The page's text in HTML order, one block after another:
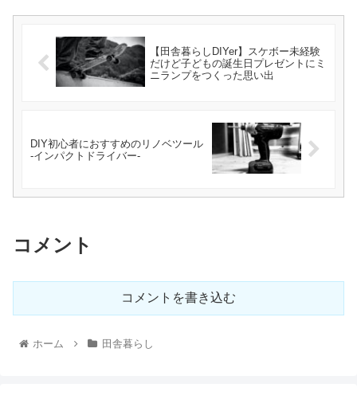
【田舎暮らしDIYer】スケボー未経験
だけど子どもの誕生日プレゼントにミ
ニランプをつくった思い出
DIY初心者におすすめのリノベツール
-インパクトドライバー-
コメント
コメントを書き込む
ホーム 田舎暮らし